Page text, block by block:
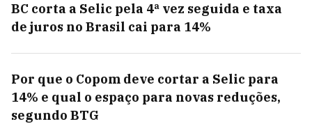
BC corta a Selic pela 4ª vez seguida e taxa
de juros no Brasil cai para 14%
Por que o Copom deve cortar a Selic para
14% e qual o espaço para novas reduções,
segundo BTG